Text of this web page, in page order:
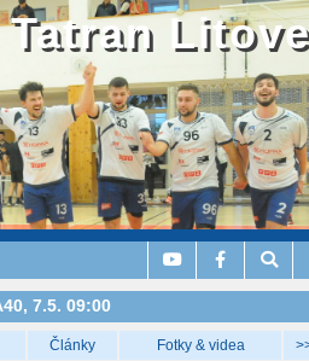
Tatran
7.5. 09:00
Články Fotky & videa